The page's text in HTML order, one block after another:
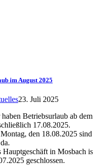
im August 2025
23. Juli 2025
Betriebsurlaub ab
17.08.2025.
den 18.08.2025
Hauptgeschäft in Mosbach
geschlossen.